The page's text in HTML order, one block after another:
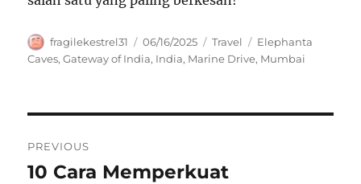
Author
fragilekestrel31
Posted
on
06/16/2025 Categories
Travel Tags
Elephanta
Caves,Gateway of India, India, Marine Drive, Mumbai
pos
PREVIOUS
Previous
10 Cara Memperkuat